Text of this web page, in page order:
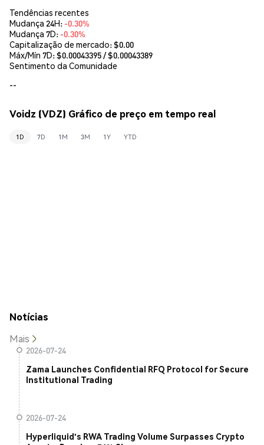
Tendências recentes
Mudança 24H: -0.30%
Mudança 7D: -0.30%
Capitalização de mercado:$0.00
Máx/Mín 7D: $0.00043395/ $0.00043389
Sentimento da Comunidade
--
Voidz (VDZ) Gráfico de preço em tempo real
1D 7D 1M 3M 1Y YTD
Notícias
Mais
2026-07-24
Zama Launches Confidential RFQ Protocol for Secure
Institutional Trading
2026-07-24
Hyperliquid's RWA Trading Volume Surpasses Crypto